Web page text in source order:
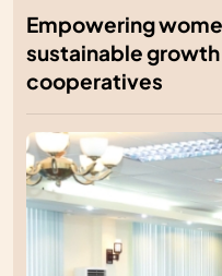
Empowering
sustainable
cooperatives